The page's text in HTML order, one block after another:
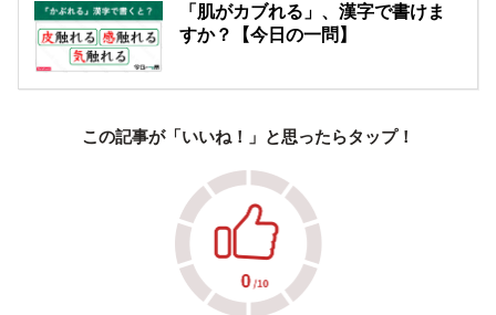
「肌がカブれる」、漢字で書けま
すか？【今日の一問】
この記事が「いいね！」と思ったらタップ！